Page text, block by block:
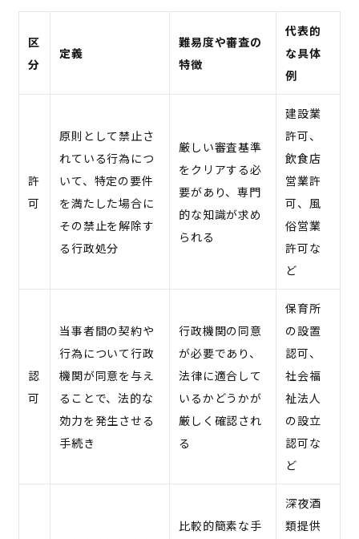
区
分
定義
難易度や審査の
特徴
代表的
な具体
例
許
可
原則として禁止さ
れている行為につ
いて、特定の要件
を満たした場合に
その禁止を解除す
る行政処分
厳しい審査基準
をクリアする必
要があり、専門
的な知識が求め
られる
建設業
許可、
飲食店
営業許
可、風
俗営業
許可な
ど
認
可
当事者間の契約や
行為について行政
機関が同意を与え
ることで、法的な
効力を発生させる
手続き
行政機関の同意
が必要であり、
法律に適合して
いるかどうかが
厳しく確認され
る
保育所
の設置
認可、
社会福
祉法人
の設立
認可な
ど
比較的簡素な手
深夜酒
類提供